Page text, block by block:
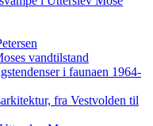
vandtilstand
i faunaen 1964-
fra Vestvolden til